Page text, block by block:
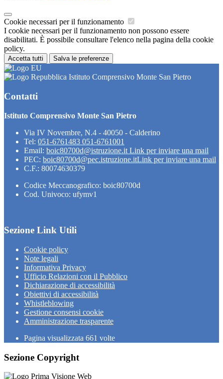
Cookie necessari per il funzionamento
I cookie necessari per il funzionamento non possono essere
disabilitati. È possibile consultare l'elenco nella pagina della cookie
policy.
Accetta tutti Salva le preferenze
Istituto Comprensivo Monte San Pietro
Contatti
Istituto Comprensivo Monte San Pietro
Via IV Novembre, N.4 - 40050 - Calderino
Tel: 051-6761483 051-6761001
Email: boic80700d@istruzione.it Link per inviare una mail
PEC: boic80700d@pec.istruzione.itLink per inviare una mail
C.F.: 80074630379
Codice Meccanografico: boic80700d
Cod. Univoco: ufymv1
Sezione Link Utili
Cookie policy
Note legali
Informativa Privacy
Ufficio Relazioni con il Pubblico
Dichiarazione di accessibilità
Obiettivi di accessibilità
Whistleblowing
Gestione consensi cookie
Amministrazione trasparente
Pagina visualizzata 661 volte
Sezione Copyright